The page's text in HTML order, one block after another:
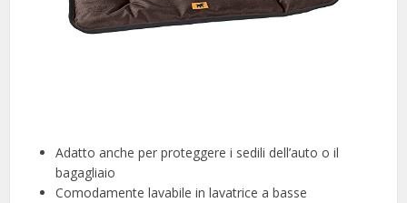
Adatto anche per proteggere i sedili dell’auto o il
bagagliaio
Comodamente lavabile in lavatrice a basse